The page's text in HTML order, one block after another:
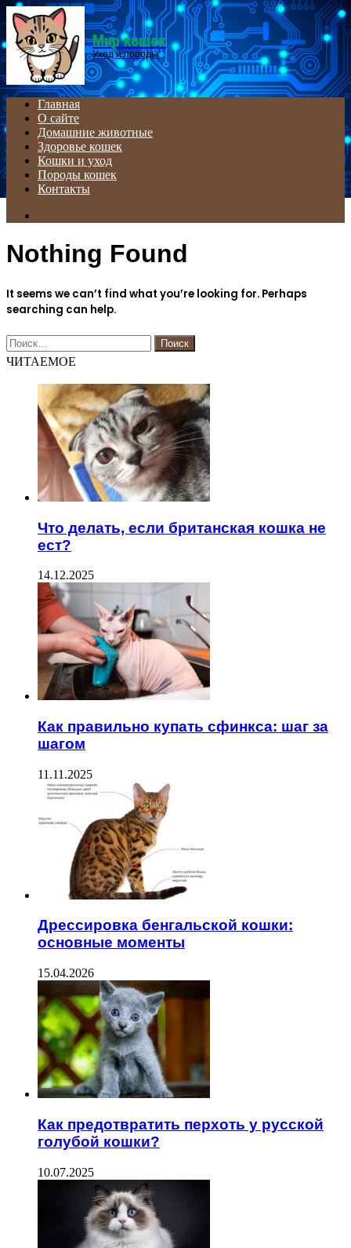
Menu
Мир кошек
Уход и породы
Главная
О сайте
Домашние животные
Здоровье кошек
Кошки и уход
Породы кошек
Контакты
Nothing Found
It seems we can’t find what you’re looking for. Perhaps
searching can help.
Найти:
ЧИТАЕМОЕ
Что делать, если британская кошка не
ест?
14.12.2025
Как правильно купать сфинкса: шаг за
шагом
11.11.2025
Дрессировка бенгальской кошки:
основные моменты
15.04.2026
Как предотвратить перхоть у русской
голубой кошки?
10.07.2025